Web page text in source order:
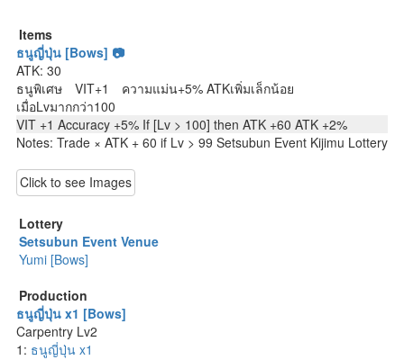
Items
ธนูญี่ปุ่น [Bows] 📷
ATK: 30
ธนูพิเศษ VIT+1 ความแม่น+5% ATKเพิ่มเล็กน้อย
เมื่อLvมากกว่า100
VIT +1 Accuracy +5% If [Lv > 100] then ATK +60 ATK +2%
Notes: Trade × ATK + 60 if Lv > 99 Setsubun Event Kijimu Lottery
Click to see Images
Lottery
Setsubun Event Venue
Yumi [Bows]
Production
ธนูญี่ปุ่น x1 [Bows]
Carpentry Lv2
1: ธนูญี่ปุ่น x1